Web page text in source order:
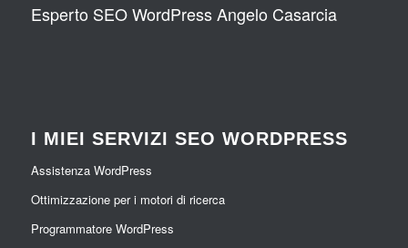
Esperto SEO WordPress Angelo Casarcia
I MIEI SERVIZI SEO WORDPRESS
Assistenza WordPress
Ottimizzazione per i motori di ricerca
Programmatore WordPress